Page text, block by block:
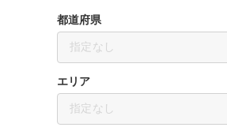
都道府県
指定なし
エリア
指定なし